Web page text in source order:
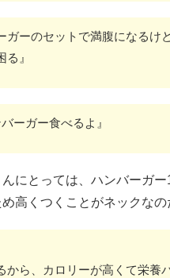
ガーのセットで満腹になるけ
』
ーガー食べるよ』
にとっては、ハンバーガ
高くつくことがネックなの
から、カロリーが高くて栄養